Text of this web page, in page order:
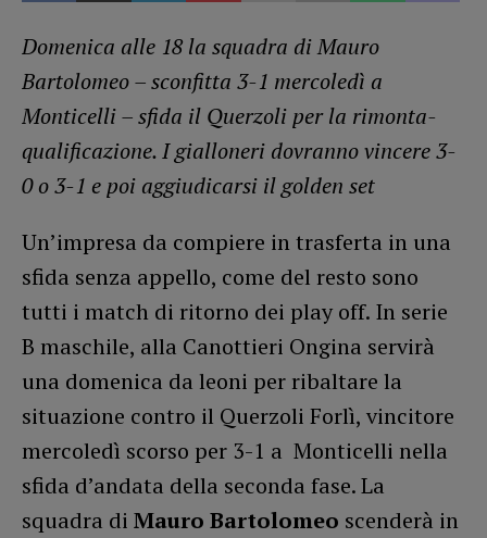
Domenica alle 18 la squadra di Mauro
Bartolomeo – sconfitta 3-1 mercoledì a
Monticelli – sfida il Querzoli per la rimonta-
qualificazione. I gialloneri dovranno vincere 3-
0 o 3-1 e poi aggiudicarsi il golden set
Un’impresa da compiere in trasferta in una
sfida senza appello, come del resto sono
tutti i match di ritorno dei play off. In serie
B maschile, alla Canottieri Ongina servirà
una domenica da leoni per ribaltare la
situazione contro il Querzoli Forlì, vincitore
mercoledì scorso per 3-1 a Monticelli nella
sfida d’andata della seconda fase. La
squadra di Mauro Bartolomeo scenderà in